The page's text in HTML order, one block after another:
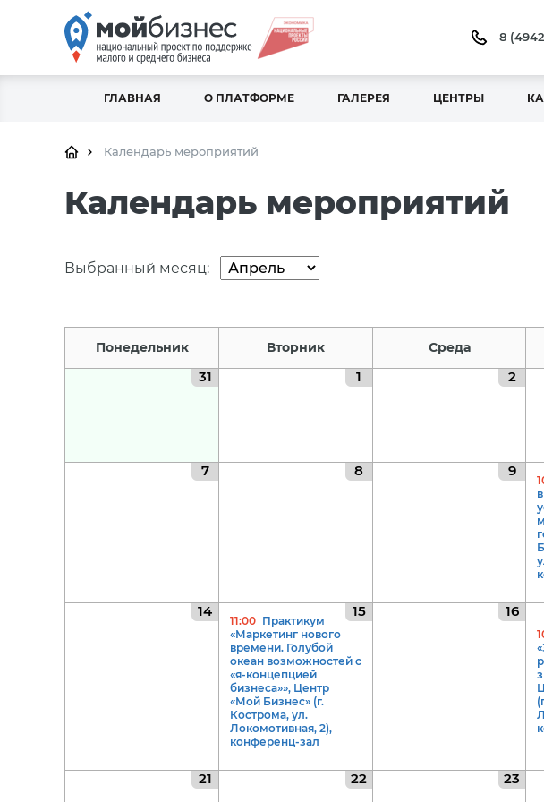
8
ГЛАВНАЯ О ПЛАТФОРМЕ ГАЛЕРЕЯ ЦЕНТРЫ
Календарь мероприятий
Календарь мероприятий
Выбранный месяц:
Понедельник Вторник Среда
31 1 2
7 8 9
14 15
11:00 Практикум
«Маркетинг нового
времени. Голубой
океан возможностей с
«я-концепцией
бизнеса»», Центр
«Мой Бизнес» (г.
Кострома, ул.
Локомотивная, 2),
конференц-зал
16
21 22 23